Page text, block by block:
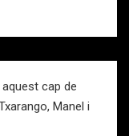
cap de
Manel i